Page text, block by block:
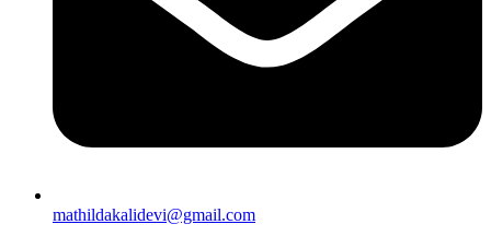
mathildakalidevi@gmail.com